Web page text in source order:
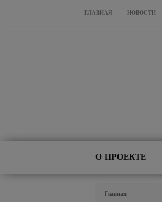
Перейти к основному содержанию
ГЛАВНАЯ НОВОСТИ
О ПРОЕКТЕ
Главная